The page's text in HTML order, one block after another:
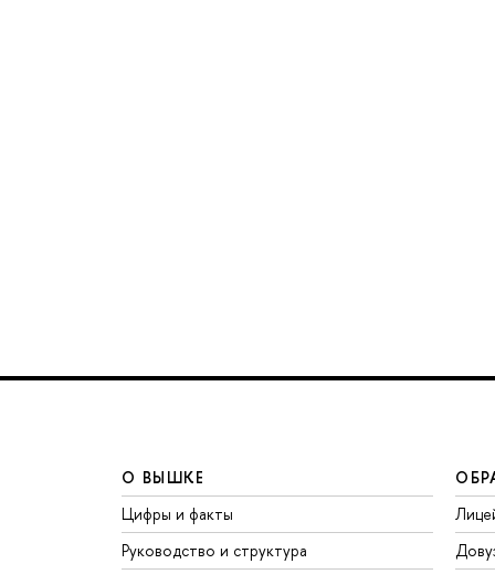
О ВЫШКЕ
Цифры и факты
Руководство и структура